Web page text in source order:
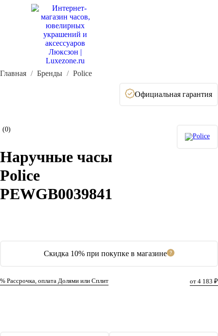
Главная Бренды Police
Официальная гарантия
(0)
Скидка 10% при покупке в магазине
% Рассрочка, оплата Долями или Сплит от 4 183 ₽
Наручные часы
Police
PEWGB0039841